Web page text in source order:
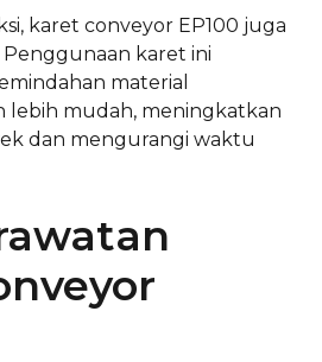
karet conveyor EP100 juga
karet ini
material
lebih mudah, meningkatkan
dan mengurangi waktu